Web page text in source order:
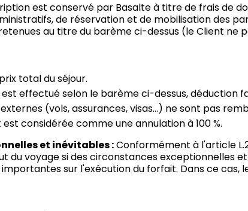
est conservé par Basalte à titre de frais de
de réservation et de mobilisation des
au titre du barème ci-dessus (le Client ne
total du séjour.
effectué selon le barème ci-dessus, déduction
(vols, assurances, visas…) ne sont pas
considérée comme une annulation à 100 %.
et inévitables :Conformément à l'article
du voyage si des circonstances exceptionnelles
sur l'exécution du forfait. Dans ce cas,